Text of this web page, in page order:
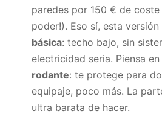
paredes por 150 € de
poder!). Eso sí, esta versión
básica: techo bajo, sin
electricidad seria. Piensa
rodante: te protege para
equipaje, poco más. La
ultra barata de hacer.